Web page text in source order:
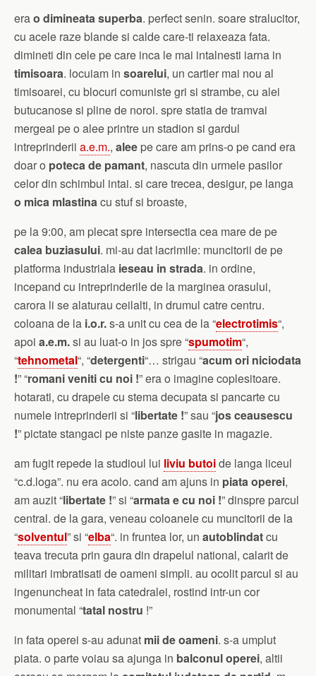
erao dimineata superba. perfect senin. soare stralucitor,
cu acele raze blande si calde care-ti relaxeaza fata.
dimineti din cele pe care inca le mai intalnesti iarna in
timisoara. locuiam in soarelui, un cartier mai nou al
timisoarei, cu blocuri comuniste gri si strambe, cu alei
butucanose si pline de noroi. spre statia de tramvai
mergeai pe o alee printre un stadion si gardul
intreprinderii a.e.m., alee pe care am prins-o pe cand era
doar o poteca de pamant, nascuta din urmele pasilor
celor din schimbul intai. si care trecea, desigur, pe langa
o mica mlastinacu stuf si broaste,
pe la 9:00, am plecat spre intersectia cea mare de pe
calea buziasului. mi-au dat lacrimile: muncitorii de pe
platforma industriala ieseau in strada. in ordine,
incepand cu intreprinderile de la marginea orasului,
carora li se alaturau ceilalti, in drumul catre centru.
coloana de la i.o.r.s-a unit cu cea de la “electrotimis“,
apoi a.e.m.si au luat-o in jos spre “spumotim“,
“tehnometal“, “detergenti“… strigau “acum ori niciodata
!” “romani veniti cu noi !” era o imagine coplesitoare.
hotarati, cu drapele cu stema decupata si pancarte cu
numele intreprinderii si “libertate !” sau “jos ceausescu
!” pictate stangaci pe niste panze gasite in magazie.
am fugit repede la studioul lui liviu butoide langa liceul
“c.d.loga”. nu era acolo. cand am ajuns in piata operei,
am auzit “libertate !” si “armata e cu noi !” dinspre parcul
central. de la gara, veneau coloanele cu muncitorii de la
“solventul” si “elba“. in fruntea lor, un autoblindatcu
teava trecuta prin gaura din drapelul national, calarit de
militari imbratisati de oameni simpli. au ocolit parcul si au
ingenuncheat in fata catedralei, rostind intr-un cor
monumental “tatal nostru !”
in fata operei s-au adunat mii de oameni. s-a umplut
piata. o parte voiau sa ajunga in balconul operei, altii